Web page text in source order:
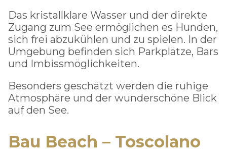
Das kristallklare Wasser und der direkte
Zugang zum See ermöglichen es Hunden,
sich frei abzukühlen und zu spielen. In der
Umgebung befinden sich Parkplätze, Bars
und Imbissmöglichkeiten.
Besonders geschätzt werden die ruhige
Atmosphäre und der wunderschöne Blick
auf den See.
Bau Beach – Toscolano